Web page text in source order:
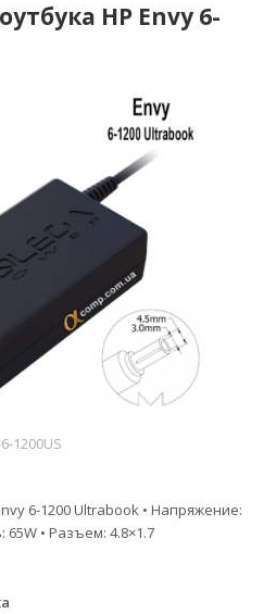
HP Envy 6-
1200US
6-1200 Ultrabook • Напряжение:
65W • Разъем: 4.8×1.7